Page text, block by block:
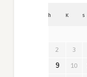
h K s
2
3
9
10